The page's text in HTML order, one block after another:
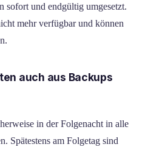
sofort und endgültig umgesetzt.
mehr verfügbar und können
auch aus Backups
in der Folgenacht in alle
Spätestens am Folgetag sind